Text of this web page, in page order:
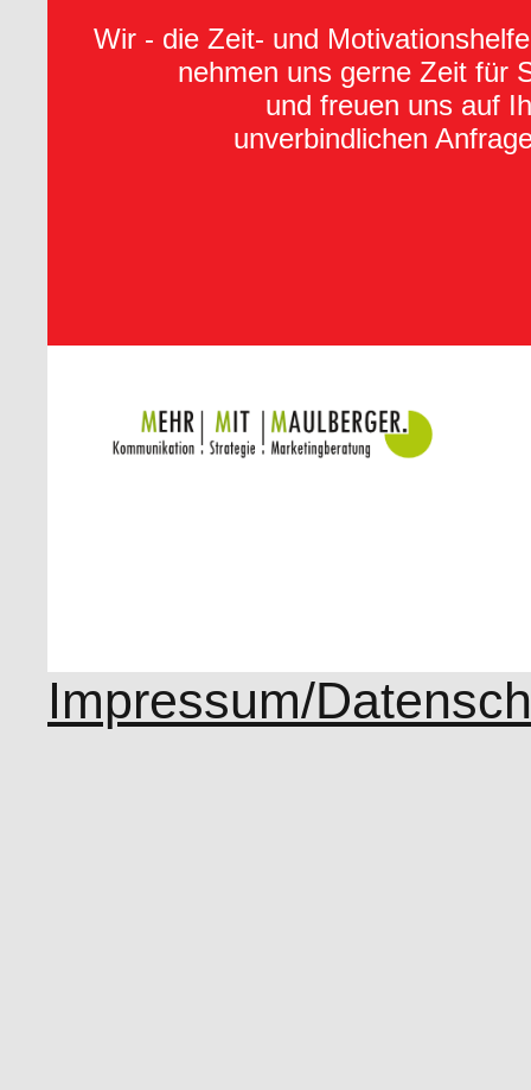
Wir - die Zeit- und
nehmen uns gerne Zeit für
und freuen uns auf
unverbindlichen
Impressum/